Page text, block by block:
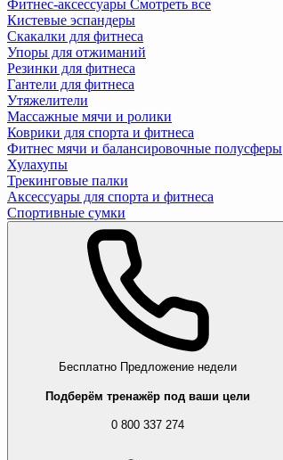
Фитнес-аксессуары Смотреть все
Кистевые эспандеры
Скакалки для фитнеса
Упоры для отжиманий
Резинки для фитнеса
Гантели для фитнеса
Утяжелители
Массажные мячи и ролики
Коврики для спорта и фитнеса
Фитнес мячи и балансировочные полусферы
Хулахупы
Трекинговые палки
Аксессуары для спорта и фитнеса
Спортивные сумки
Бесплатно Предложение недели
Подберём тренажёр под ваши цели
0 800 337 274